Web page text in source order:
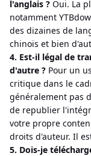
l'anglais ? Oui. La
notamment
des dizaines de
chinois et bien
4. Est-il légal de
d'autre ? Pour un
critique dans le
généralement pas
de republier
votre propre
droits d'auteur. Il
5. Dois-je